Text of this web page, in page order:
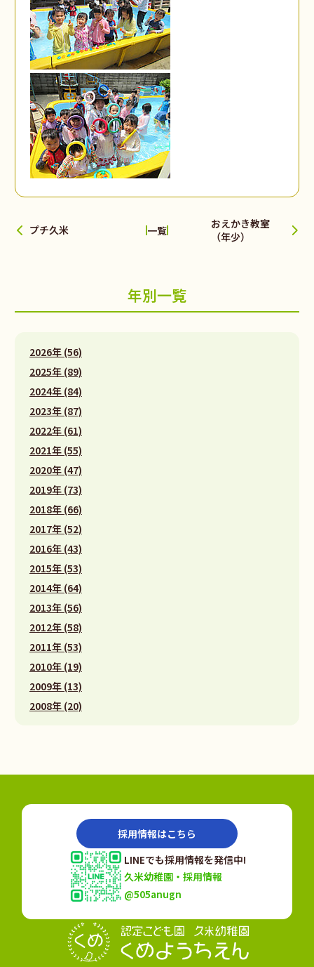
プチ久米 一覧
おえかき教室
（年少）
年別一覧
2026年 (56)
2025年 (89)
2024年 (84)
2023年 (87)
2022年 (61)
2021年 (55)
2020年 (47)
2019年 (73)
2018年 (66)
2017年 (52)
2016年 (43)
2015年 (53)
2014年 (64)
2013年 (56)
2012年 (58)
2011年 (53)
2010年 (19)
2009年 (13)
2008年 (20)
採用情報はこちら
LINEでも採用情報を発信中!
久米幼稚園・採用情報
@505anugn